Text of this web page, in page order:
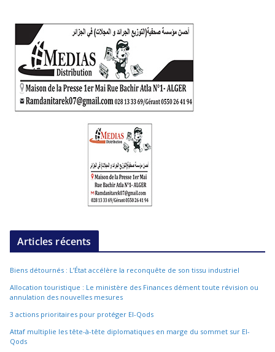
Articles récents
Biens détournés : L’État accélère la reconquête de son tissu industriel
Allocation touristique : Le ministère des Finances dément toute révision ou
annulation des nouvelles mesures
3 actions prioritaires pour protéger El-Qods
Attaf multiplie les tête-à-tête diplomatiques en marge du sommet sur El-
Qods